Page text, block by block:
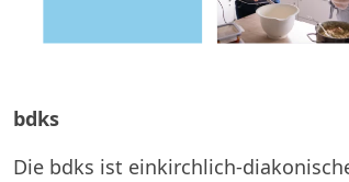
bdks
Die bdks ist einkirchlich-